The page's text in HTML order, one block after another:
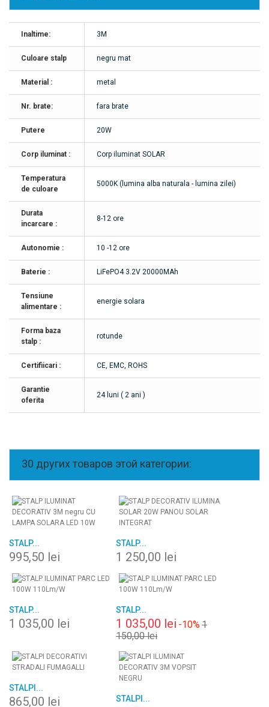
Inaltime: 3M
Culoare stalp negru mat
Material : metal
Nr. brate: fara brate
Putere 20W
Corp iluminat : Corp iluminat SOLAR
Temperatura
de culoare
5000K (lumina alba naturala - lumina zilei)
Durata
incarcare :
8-12 ore
Autonomie : 10 -12 ore
Baterie : LiFePO4 3.2V 20000MAh
Tensiune
alimentare :
energie solara
Forma baza
stalp :
rotunde
Certifiicari : CE, EMC, ROHS
Garantie
oferita
24 luni ( 2 ani )
30 других товаров этой категории:
STALP...
995,50 lei
STALP...
1 250,00 lei
STALP...
1 035,00 lei
STALP...
1 035,00 lei -10%1
150,00 lei
STALPI...
865,00 lei STALPI...